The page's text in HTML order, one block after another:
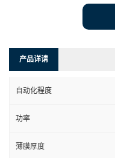
产品详请
自动化程度
功率
薄膜厚度